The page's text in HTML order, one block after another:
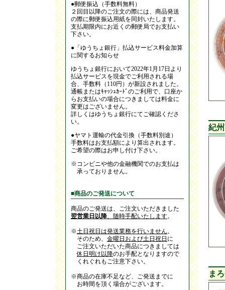
●郵便振込（手数料無料）
２回目以降のご注文の際には、商品発送
の際に郵便振込用紙を同封いたします。
支払期限内にお近くの郵便局でお支払い
下さい。
●「ゆうちょ銀行」払込サービス料金加算
に関するお知らせ
ゆうちょ銀行において2022年1月17日より
払込サービスを現金でご利用される場
合、手数料（110円）が新設されました。
通帳またはｷｬｯｼｭｶｰﾄﾞのご利用で、口座か
らお支払いの場合につきましては料金に
変更はございません。
詳しくはゆうちょ銀行にてご確認くださ
い。
●ヤマト運輸の代金引換（手数料別途）
手数料はお支払額により算出されます。
ご希望の際はお申し付け下さい。
※コンビニや他の金融機関でのお支払は
承っておりません。
■商品のご発送について
商品のご発送は、ご注文いただきました
翌営業日以降、随時手配いたします。
※土日祝日は発送業務を行いません。
そのため、 金曜日および土日祝日 に
ご注文いただいた商品につきましては
休日明け以降のお手配となりますので
くれぐれもご注意下さい。
※商品の在庫不足など、ご発送までに
お時間を頂く場合がございます。
紀
ま